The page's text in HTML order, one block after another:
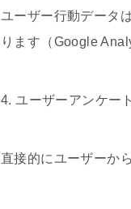
ユーザー行動データ
ります（Google
4. ユーザーアンケー
直接的にユーザーか